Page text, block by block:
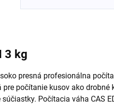
3 kg
presná profesionálna
počítanie kusov ako drobné
Počítacia váha CAS